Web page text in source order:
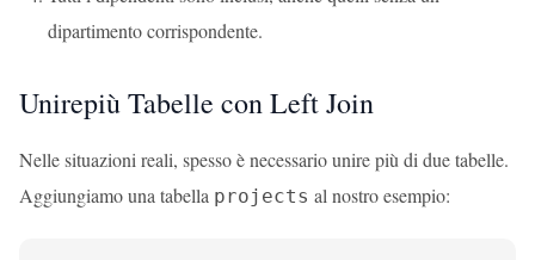
dipartimento corrispondente.
Unirepiù Tabelle con Left Join
Nelle situazioni reali, spesso è necessario unire più di due tabelle.
Aggiungiamo una tabella projects al nostro esempio: